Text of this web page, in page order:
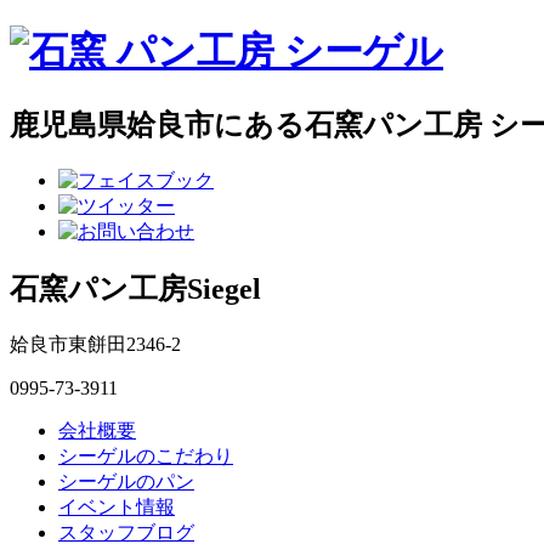
鹿児島県姶良市にある石窯パン工房 シ
石窯パン工房Siegel
姶良市東餅田2346-2
0995-73-3911
会社概要
シーゲルのこだわり
シーゲルのパン
イベント情報
スタッフブログ